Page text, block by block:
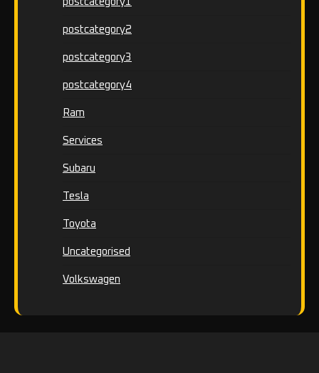
postcategory2
postcategory3
postcategory4
Ram
Services
Subaru
Tesla
Toyota
Uncategorised
Volkswagen